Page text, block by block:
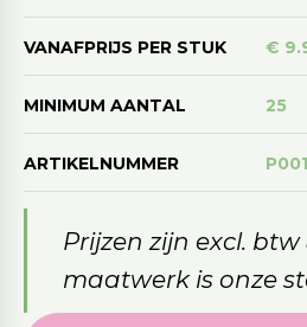
VANAFPRIJS PER STUK €
MINIMUM AANTAL 25
ARTIKELNUMMER P001
Prijzen zijn excl. btw
maatwerk is onze